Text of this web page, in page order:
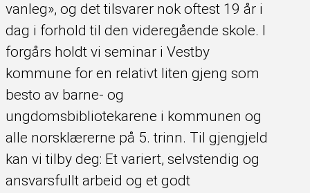
vanleg», og det tilsvarer nok oftest 19 år i
dag i forhold til den videregående skole. I
forgårs holdt vi seminar i Vestby
kommune for en relativt liten gjeng som
besto av barne- og
ungdomsbibliotekarene i kommunen og
alle norsklærerne på 5. trinn. Til gjengjeld
kan vi tilby deg: Et variert, selvstendig og
ansvarsfullt arbeid og et godt